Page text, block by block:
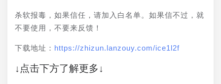
杀软报毒，如果信任，请加入白名单。如果信不过，就
不要使用，不要来反馈！
下载地址： https://zhizun.lanzouy.com/ice1l2f
↓点击下方了解更多↓